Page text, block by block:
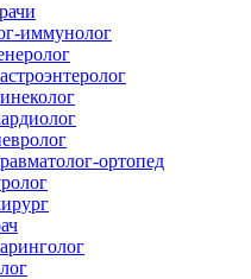
иммунолог
ортопед